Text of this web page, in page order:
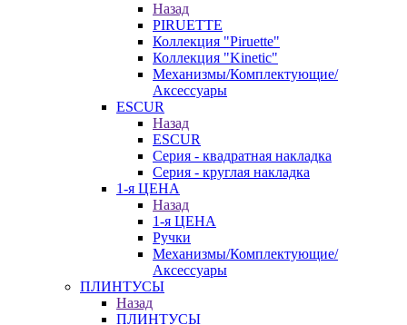
Назад
PIRUETTE
Коллекция "Piruette"
Коллекция "Kinetic"
Механизмы/Комплектующие/
Аксессуары
ESCUR
Назад
ESCUR
Серия - квадратная накладка
Серия - круглая накладка
1-я ЦЕНА
Назад
1-я ЦЕНА
Ручки
Механизмы/Комплектующие/
Аксессуары
ПЛИНТУСЫ
Назад
ПЛИНТУСЫ